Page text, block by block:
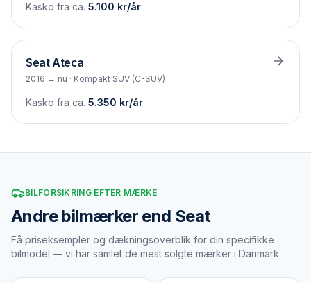
Kasko fra ca. 5.100 kr/år
SeatAteca
2016 → nu · Kompakt SUV (C-SUV)
Kasko fra ca. 5.350 kr/år
BILFORSIKRING EFTER MÆRKE
Andre bilmærker end Seat
Få priseksempler og dækningsoverblik for din specifikke
bilmodel — vi har samlet de mest solgte mærker i Danmark.